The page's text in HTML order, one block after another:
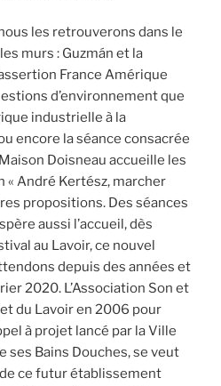
les retrouverons dans le
murs : Guzmán et la
France Amérique
d’environnement que
industrielle à la
encore la séance consacrée
Doisneau accueille les
« André Kertész, marcher
propositions. Des séances
aussi l’accueil, dès
au Lavoir, ce nouvel
depuis des années et
2020. L’Association Son et
du Lavoir en 2006 pour
à projet lancé par la Ville
ses Bains Douches, se veut
ce futur établissement